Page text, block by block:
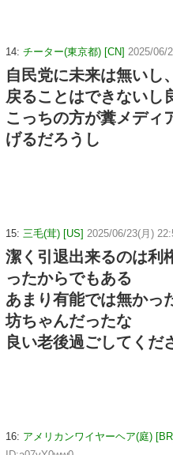
14: チーター(東京都) [CN] 2025/06/
自民党に未来は無いし
戻ることはできないし
こっちの方が糞メディ
げるだろうし
15: 三毛(茸) [US] 2025/06/23(月)
潔く引退出来るのは利
ったからでもある
あまり有能では無かっ
坊ちゃんだったな
良い老後過ごしてくだ
16: アメリカンワイヤーヘア(庭)